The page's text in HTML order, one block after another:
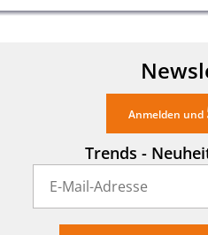
Anmelden und
Trends -